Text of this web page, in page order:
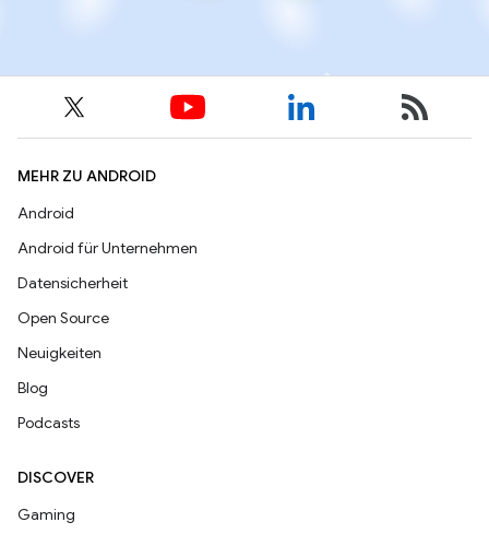
MEHR ZU ANDROID
Android
Android für Unternehmen
Datensicherheit
Open Source
Neuigkeiten
Blog
Podcasts
DISCOVER
Gaming